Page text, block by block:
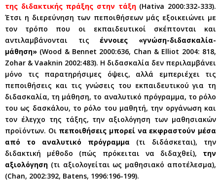
της διδακτικής πράξης στην τάξη(Hativa 2000:332-333).
Έτσι η διερεύνηση των πεποιθήσεων μάς εξοικειώνει με
τον τρόπο που οι εκπαιδευτικοί σκέπτονται και
αντιλαμβάνονται τις έννοιες «γνώση-διδασκαλία-
μάθηση» (Wood & Bennet 2000:636, Chan & Elliot 2004: 818,
Zohar & Vaaknin 2002:483). Η διδασκαλία δεν περιλαμβάνει
μόνο τις παρατηρήσιμες όψεις, αλλά εμπεριέχει τις
πεποιθήσεις και τις γνώσεις του εκπαιδευτικού για τη
διδασκαλία, τη μάθηση, το αναλυτικό πρόγραμμα, το ρόλο
του ως δασκάλου, το ρόλο του μαθητή, την οργάνωση και
τον έλεγχο της τάξης, την αξιολόγηση των μαθησιακών
προϊόντων. Οι πεποιθήσεις μπορεί να εκφραστούν μέσα
από το αναλυτικό πρόγραμμα (τι διδάσκεται), την
διδακτική μέθοδο (πώς πρόκειται να διδαχθεί), την
αξιολόγηση (τι αξιολογείται ως μαθησιακό αποτέλεσμα),
(Chan, 2002:392, Batens, 1996:196-199).